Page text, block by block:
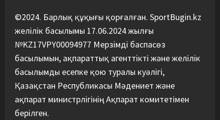
©2024. Барлық құқығы қорғалған. SportBugin.kz
желілік басылымы 17.06.2024 жылғы
№KZ17VPY00094977 Мерзімді баспасөз
басылымын, ақпараттық агенттікті және желілік
басылымды есепке қою туралы куәлігі,
Қазақстан Республикасы Мәдениет және
ақпарат министрлігінің Ақпарат комитетімен
берілген.